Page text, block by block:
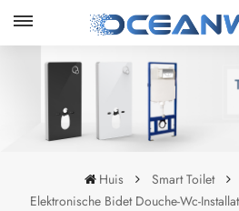
Huis Smart Toilet
Elektronische Bidet Douche-Wc-